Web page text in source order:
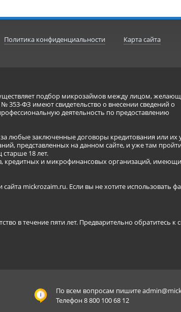
Политика конфиденциальности Карта сайта
подбор микрозаймов между лицом,
353-ФЗ имеют свидетельство о внесении сведений о
деятельность по предоставлению
любые заключенные договоры кредитования или их
представленных на данном сайте, и уже там
18 лет.
кредитных и микрофинансовых организаций,
mickrozaim.ru. Если вы не хотите использовать
в течение пяти лет. Предварительно обратитесь к
По всем вопросам пишите
Телефон 8 800 100 68 12